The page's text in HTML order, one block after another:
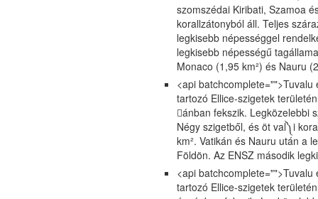
szomszédai Kiribati, Szamoa
korallzátonyból áll. Teljes
legkisebb népességgel
legkisebb népességű
Monaco (1,95 km²) és Nauru
<api
tartozó Ellice-szigetek
ánban fekszik. Legközelebbi
Négy szigetből, és öt val༽i
km². Vatikán és Nauru után a
Földön. Az ENSZ második
<api
tartozó Ellice-szigetek